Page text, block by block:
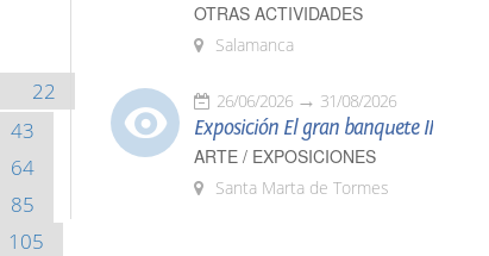
22
43
64
85
105
OTRAS ACTIVIDADES
Salamanca
26/06/2026 31/08/2026
Exposición El gran banquete II
ARTE / EXPOSICIONES
Santa Marta de Tormes